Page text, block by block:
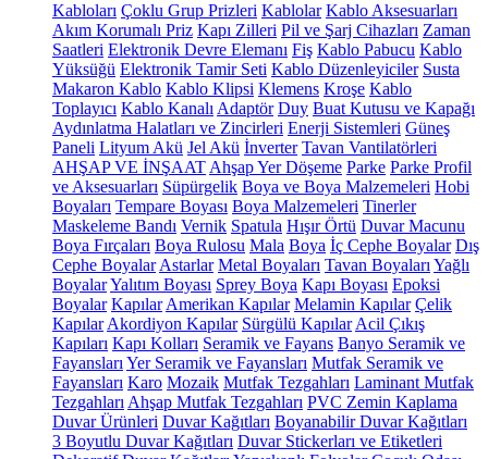
Kabloları Çoklu Grup Prizleri Kablolar Kablo Aksesuarları
Akım Korumalı Priz Kapı Zilleri Pil ve Şarj Cihazları Zaman
Saatleri Elektronik Devre Elemanı Fiş Kablo Pabucu Kablo
Yüksüğü Elektronik Tamir Seti Kablo Düzenleyiciler Susta
Makaron Kablo Kablo Klipsi Klemens Kroşe Kablo
Toplayıcı Kablo Kanalı Adaptör Duy Buat Kutusu ve Kapağı
Aydınlatma Halatları ve Zincirleri Enerji Sistemleri Güneş
Paneli Lityum Akü Jel Akü İnverter Tavan Vantilatörleri
AHŞAP VE İNŞAAT Ahşap Yer Döşeme Parke Parke Profil
ve Aksesuarları Süpürgelik Boya ve Boya Malzemeleri Hobi
Boyaları Tempare Boyası Boya Malzemeleri Tinerler
Maskeleme Bandı Vernik Spatula Hışır Örtü Duvar Macunu
Boya Fırçaları Boya Rulosu Mala Boya İç Cephe Boyalar Dış
Cephe Boyalar Astarlar Metal Boyaları Tavan Boyaları Yağlı
BoyalarYalıtım Boyası Sprey Boya Kapı Boyası Epoksi
Boyalar Kapılar Amerikan Kapılar Melamin Kapılar Çelik
Kapılar Akordiyon Kapılar Sürgülü Kapılar Acil Çıkış
Kapıları Kapı Kolları Seramik ve Fayans Banyo Seramik ve
Fayansları Yer Seramik ve Fayansları Mutfak Seramik ve
Fayansları Karo Mozaik Mutfak Tezgahları Laminant Mutfak
Tezgahları Ahşap Mutfak Tezgahları PVC Zemin Kaplama
Duvar Ürünleri Duvar Kağıtları Boyanabilir Duvar Kağıtları
3 Boyutlu Duvar Kağıtları Duvar Stickerları ve Etiketleri